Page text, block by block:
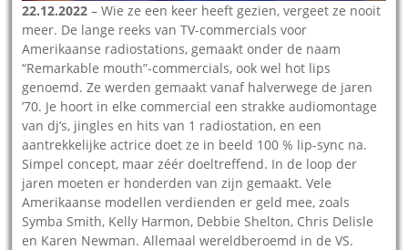
22.12.2022 – Wie ze een keer heeft gezien, vergeet ze nooit
meer. De lange reeks van TV-commercials voor
Amerikaanse radiostations, gemaakt onder de naam
“Remarkable mouth”-commercials, ook wel hot lips
genoemd. Ze werden gemaakt vanaf halverwege de jaren
’70. Je hoort in elke commercial een strakke audiomontage
van dj’s, jingles en hits van 1 radiostation, en een
aantrekkelijke actrice doet ze in beeld 100 % lip-sync na.
Simpel concept, maar zéér doeltreffend. In de loop der
jaren moeten er honderden van zijn gemaakt. Vele
Amerikaanse modellen verdienden er geld mee, zoals
Symba Smith, Kelly Harmon, Debbie Shelton, Chris Delisle
en Karen Newman. Allemaal wereldberoemd in de VS.